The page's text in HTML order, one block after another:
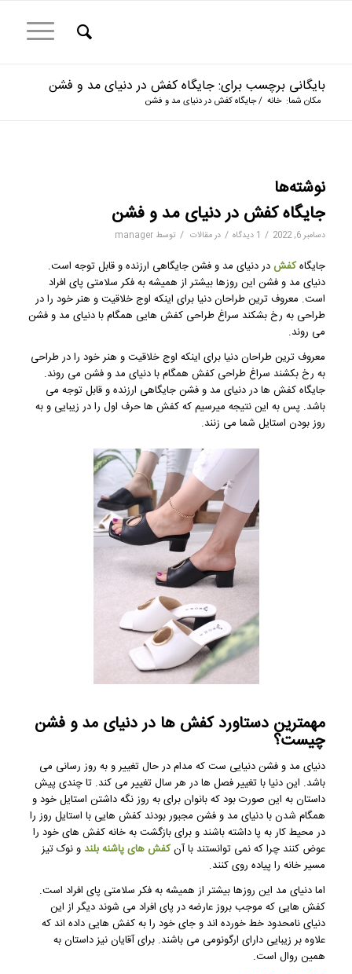
بایگانی برچسب برای: جایگاه کفش در دنیای مد و فشن
مکان شما: خانه /جایگاه کفش در دنیای مد و فشن
نوشته‌ها
جایگاه کفش در دنیای مد و فشن
دسامبر 6, 2022 / 1 دیدگاه / درمقالات / توسط manager
جایگاهکفش در دنیای مد و فشن جایگاهی ارزنده و قابل توجه است.
دنیای مد و فشن این روزها بیشتر از همیشه به فکر سلامتی پای افراد
است. معروف ترین طراحان دنیا برای اینکه اوج خلاقیت و هنر خود را در
طراحی به رخ بشکند سراغ طراحی کفش هایی همگام با دنیای مد و فشن
می روند.
معروف ترین طراحان دنیا برای اینکه اوج خلاقیت و هنر خود را در طراحی
به رخ بکشند سراغ طراحی کفش همگام با دنیای مد و فشن می روند.
جایگاه کفش ها در دنیای مد و فشن جایگاهی ارزنده و قابل توجه می
باشد. پس به این نتیجه میرسیم که کفش ها حرف اول را در زیبایی و به
روز بودن استایل شما می زنند.
مهمترین دستاورد کفش ها در دنیای مد و فشن
چیست؟
دنیای مد و فشن دنیایی ست که مدام در حال تغییر و به روز رسانی می
باشد. این دنیا با تغییر فصل ها در هر سال تغییر می کند. تا چندی پیش
داستان به این صورت بود که بانوان برای به روز نگه داشتن استایل خود و
همگام شدن با دنیای مد و فشن مجبور بودند کفش هایی با استایل روز را
در محیط کار به پا داشته باشند و برای بازگشت به خانه کفش های خود را
عوض کنند چرا که نمی توانستند با آنکفش های پاشنه بلندو نوک تیز
مسیر خانه را پیاده روی کنند.
اما دنیای مد این روزها بیشتر از همیشه به فکر سلامتی پای افراد است.
کفش هایی که موجب بروز عارضه در پای افراد می شوند دیگر از این
دنیای نامحدود خط خورده اند و جای خود را به کفش هایی داده اند که
علاوه بر زیبایی دارای ارگونومی می باشند. برای آقایان نیز داستان به
همین روال است.